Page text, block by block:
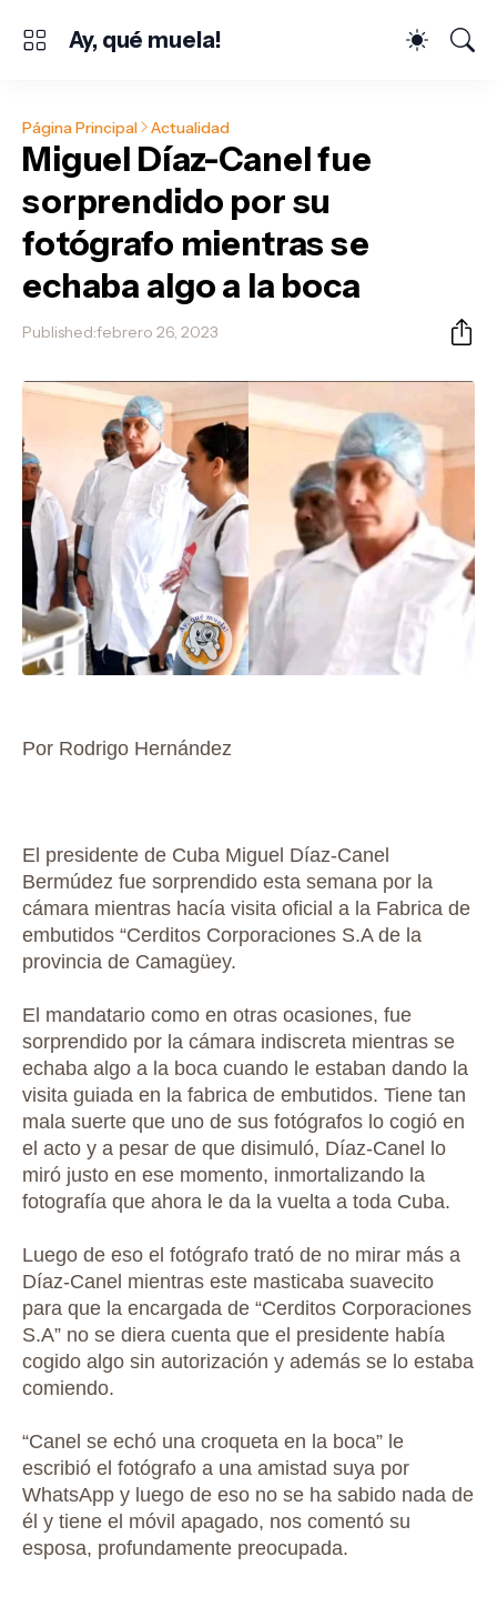
Ay, qué muela!
Página Principal Actualidad
Miguel Díaz-Canel fue
sorprendido por su
fotógrafo mientras se
echaba algo a la boca
Published:febrero 26, 2023
Por Rodrigo Hernández
El presidente de Cuba Miguel Díaz-Canel
Bermúdez fue sorprendido esta semana por la
cámara mientras hacía visita oficial a la Fabrica de
embutidos “Cerditos Corporaciones S.A de la
provincia de Camagüey.
El mandatario como en otras ocasiones, fue
sorprendido por la cámara indiscreta mientras se
echaba algo a la boca cuando le estaban dando la
visita guiada en la fabrica de embutidos. Tiene tan
mala suerte que uno de sus fotógrafos lo cogió en
el acto y a pesar de que disimuló, Díaz-Canel lo
miró justo en ese momento, inmortalizando la
fotografía que ahora le da la vuelta a toda Cuba.
Luego de eso el fotógrafo trató de no mirar más a
Díaz-Canel mientras este masticaba suavecito
para que la encargada de “Cerditos Corporaciones
S.A” no se diera cuenta que el presidente había
cogido algo sin autorización y además se lo estaba
comiendo.
“Canel se echó una croqueta en la boca” le
escribió el fotógrafo a una amistad suya por
WhatsApp y luego de eso no se ha sabido nada de
él y tiene el móvil apagado, nos comentó su
esposa, profundamente preocupada.